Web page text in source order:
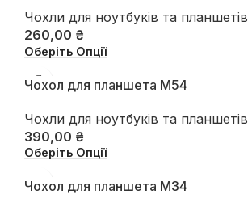
Чохли для ноутбуків та планшетів
260,00 ₴
Оберіть Опції
Чохол для планшета М54
Чохли для ноутбуків та планшетів
390,00 ₴
Оберіть Опції
Чохол для планшета М34